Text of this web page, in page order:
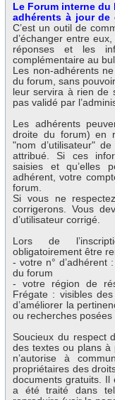
Le Forum interne du
adhérents à jour de
C’est un outil de
d’échanger entre
réponses et les
complémentaire au
Les non-adhérents
du forum, sans
leur servira à rien de
pas validé par
Les adhérents
droite du forum) en
"nom d’utilisateur"
attribué. Si ces
saisies et qu’elles
adhérent, votre
forum.
Si vous ne
corrigerons. Vous
d’utilisateur corrigé.
Lors de
obligatoirement être
- votre n° d’adhérent
du forum
- votre région de
Frégate : visibles
d’améliorer la
ou recherches posées
Soucieux du respect
des textes ou plans à
n’autorise à
propriétaires des
documents gratuits. Il
a été traité dans